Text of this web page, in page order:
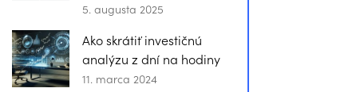
5. augusta 2025
Ako skrátiť investičnú
analýzu z dní na hodiny
11. marca 2024